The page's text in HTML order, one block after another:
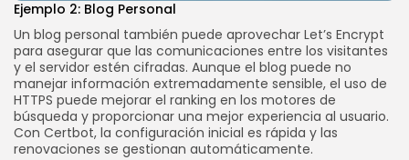
Ejemplo 2: Blog Personal
Un blog personal también puede aprovechar Let’s Encrypt
para asegurar que las comunicaciones entre los visitantes
y el servidor estén cifradas. Aunque el blog puede no
manejar información extremadamente sensible, el uso de
HTTPS puede mejorar el ranking en los motores de
búsqueda y proporcionar una mejor experiencia al usuario.
Con Certbot, la configuración inicial es rápida y las
renovaciones se gestionan automáticamente.